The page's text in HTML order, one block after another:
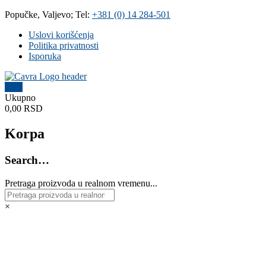
Skip
content
Popučke, Valjevo; Tel: +381 (0) 14 284-501
Uslovi korišćenja
Politika privatnosti
Isporuka
Čavra
..::
ruke
ponuda
vodovodnih
i
Ukupno
0,00 RSD
Korpa
Search…
Pretraga proizvoda u realnom vremenu...
×